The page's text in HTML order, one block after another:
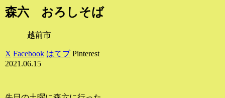
森六 おろしそば
越前市
X Facebook はてブ Pinterest
2021.06.15